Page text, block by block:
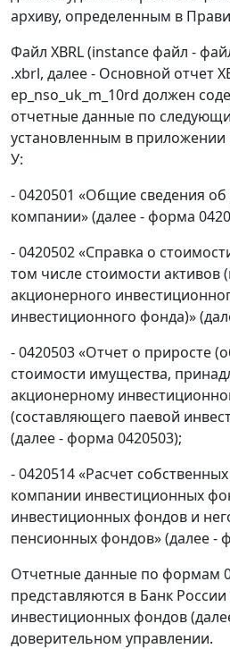
архиву, определенным в
Файл XBRL (instance файл -
.xbrl, далее - Основной отчет
ep_nso_uk_m_10rd должен
отчетные данные по
установленным в
У:
- 0420501 «Общие сведения
компании» (далее - форма
- 0420502 «Справка о
том числе стоимости активов
акционерного
инвестиционного фонда)»
- 0420503 «Отчет о приросте
стоимости имущества,
акционерному
(составляющего паевой
(далее - форма 0420503);
- 0420514 «Расчет
компании инвестиционных
инвестиционных фондов и
пенсионных фондов» (далее -
Отчетные данные по формам
представляются в Банк
инвестиционных фондов
доверительном управлении.